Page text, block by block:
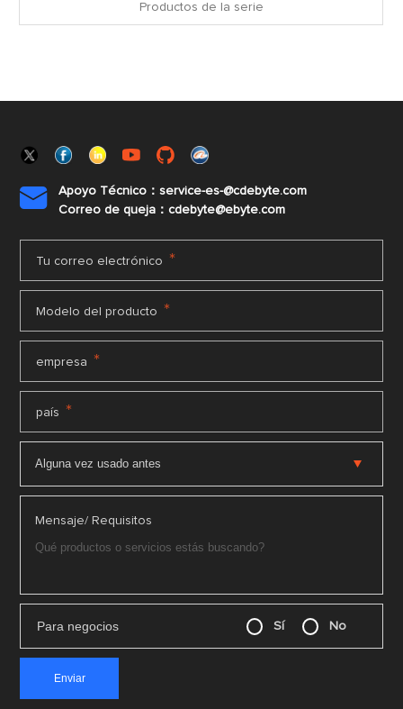
Productos de la serie

Apoyo Técnico：service-es-@cdebyte.com
Correo de queja：cdebyte@ebyte.com
Tu correo electrónico *
Modelo del producto *
empresa *
país *
Mensaje/ Requisitos
Para negocios Sí No